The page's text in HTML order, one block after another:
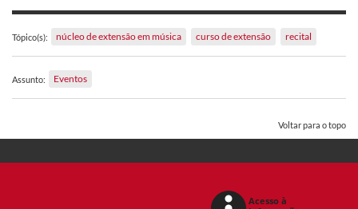
Tópico(s): núcleo de extensão em música curso de extensão recital
Assunto: Eventos
Voltar para o topo